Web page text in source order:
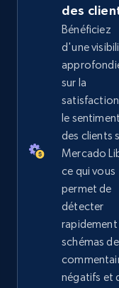
2.5K+
eBay - Collect
URL, Product
Seller reviews,
more.
2.5K+
Google
URL, Product
Rating,
des
Bénéficiez
d'une
sur la
le sentiment
des clients
Mercado
ce qui vous
permet de
détecter
rapidement
schémas de
négatifs et